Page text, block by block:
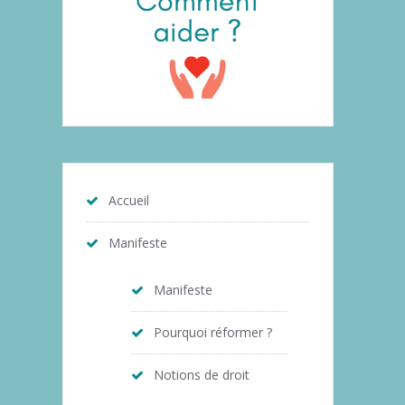
Accueil
Manifeste
Manifeste
Pourquoi réformer ?
Notions de droit